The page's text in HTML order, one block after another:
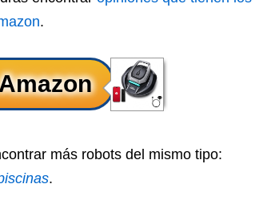
.
más robots del mismo tipo:
.